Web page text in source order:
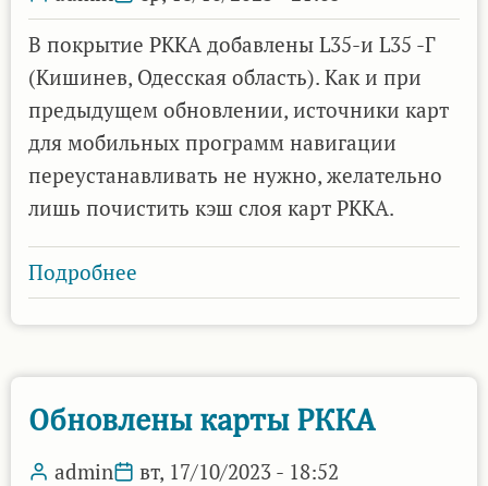
В покрытие РККА добавлены L35-и L35 -Г
(Кишинев, Одесская область). Как и при
предыдущем обновлении, источники карт
для мобильных программ навигации
переустанавливать не нужно, желательно
лишь почистить кэш слоя карт РККА.
Подробнее
Еще
обновление
РККА
Обновлены карты РККА
admin вт, 17/10/2023 - 18:52